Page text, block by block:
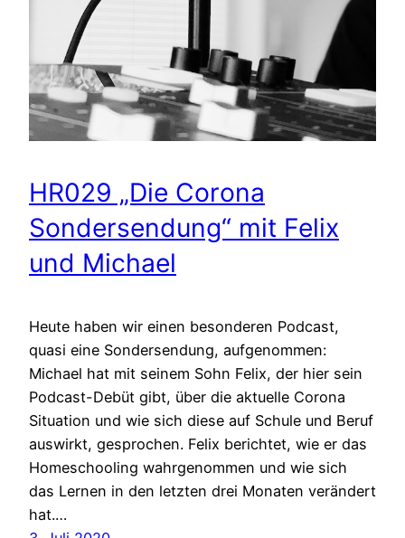
HR029 „Die Corona
Sondersendung“ mit Felix
und Michael
Heute haben wir einen besonderen Podcast,
quasi eine Sondersendung, aufgenommen:
Michael hat mit seinem Sohn Felix, der hier sein
Podcast-Debüt gibt, über die aktuelle Corona
Situation und wie sich diese auf Schule und Beruf
auswirkt, gesprochen. Felix berichtet, wie er das
Homeschooling wahrgenommen und wie sich
das Lernen in den letzten drei Monaten verändert
hat.…